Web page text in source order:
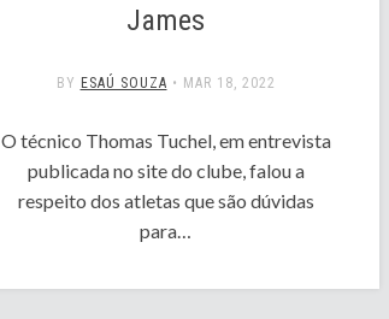
James
BY ESAÚ SOUZA • MAR 18, 2022
O técnico Thomas Tuchel, em entrevista
publicada no site do clube, falou a
respeito dos atletas que são dúvidas
para…